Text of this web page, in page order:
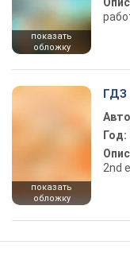
показать
обложку
показать
обложку
ГДЗ
Год:
2nd